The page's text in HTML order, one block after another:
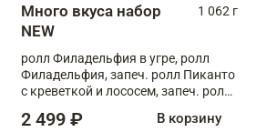
Много вкуса набор
NEW
1 062 г
ролл Филадельфия в угре, ролл
Филадельфия, запеч. ролл Пиканто
с креветкой и лососем, запеч. ролл
2 499 ₽ В корзину